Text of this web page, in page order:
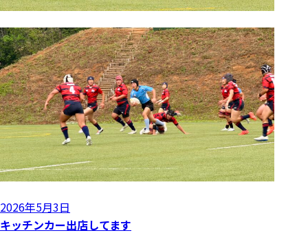
投
稿
2026年5月3日
キッチンカー出店してます